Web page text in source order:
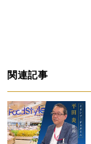
関連記事